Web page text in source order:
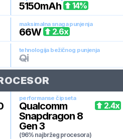
5150mAh 14%
maksimalna snaga punjenja
66W 2.6x
tehnologija bežičnog punjenja
Qi
performanse čipseta
Qualcomm
Snapdragon 8
Gen 3
(96% najbržeg procesora)
2.4x